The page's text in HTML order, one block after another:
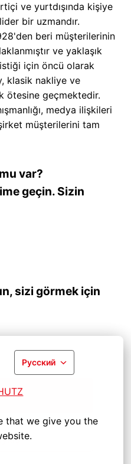
Русский
that we give you the
ve yurtdışında kişiye
bir uzmandır.
beri müşterilerinin
ve yaklaşık
için öncü olarak
klasik nakliye ve
ötesine geçmektedir.
medya ilişkileri
müşterilerini tam
var?
geçin. Sizin
sizi görmek için